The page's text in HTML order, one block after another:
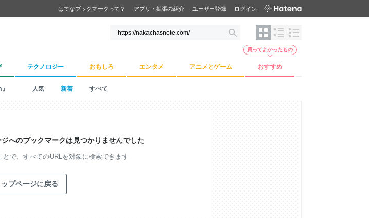
はてなブックマークって？ アプリ・拡張の紹介 ユーザー登録 ログイン
テクノロジー おもしろ エンタメ アニメとゲーム おすすめ
買ってよかったもの
人気 新着 すべて
へのブックマークは見つかりませんでした
で、 すべてのURLを対象に検索できます
ップページに戻る